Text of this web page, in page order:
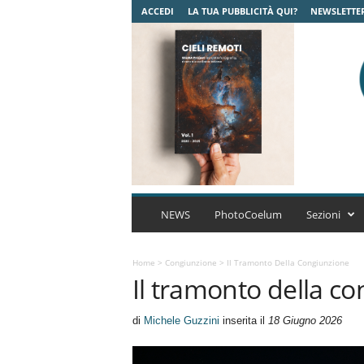
ACCEDI LA TUA PUBBLICITÀ QUI?
C
u
m
A
r
NEWS PhotoCoelum Sezioni
Home > Congiunzione > Il Tramonto Della Congiunzione
Il tramonto della
di Michele Guzzini inserita il 18 Giugno 2026